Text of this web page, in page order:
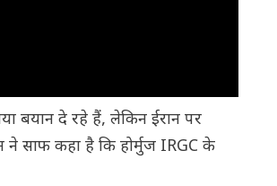
बयान दे रहे हैं, लेकिन ईरान पर
ने साफ कहा है कि होर्मुज IRGC के